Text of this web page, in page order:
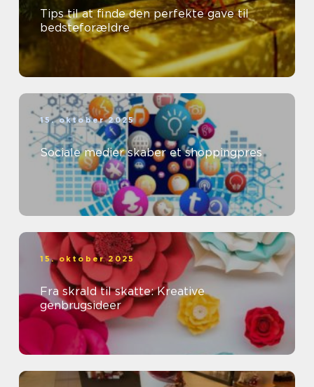
Tips til at finde den perfekte gave til
bedsteforældre
15. oktober 2025
Sociale medier skaber et shoppingpres
15. oktober 2025
Fra skrald til skatte: Kreative
genbrugsideer